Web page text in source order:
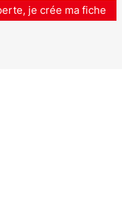
je crée ma fiche